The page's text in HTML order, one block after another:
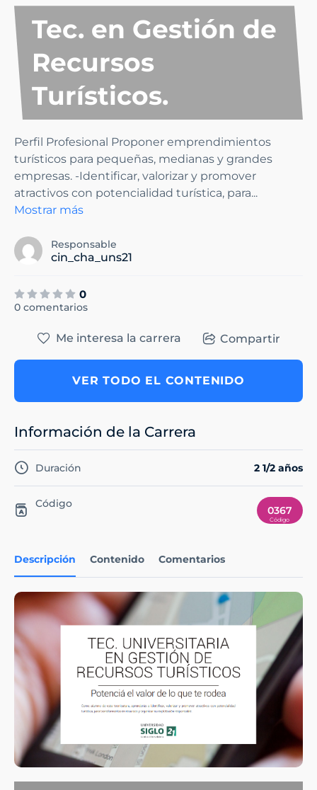
Tec. en Gestión de
Recursos
Turísticos.
Perfil Profesional Proponer emprendimientos
turísticos para pequeñas, medianas y grandes
empresas. -Identificar, valorizar y promover
atractivos con potencialidad turística, para...
Mostrar más
Responsable
cin_cha_uns21
0
0 comentarios
Descripción Contenido Comentarios
Me interesa la carrera Compartir
VER TODO EL CONTENIDO
Información de la Carrera
Duración 2 1/2 años
Código
0367